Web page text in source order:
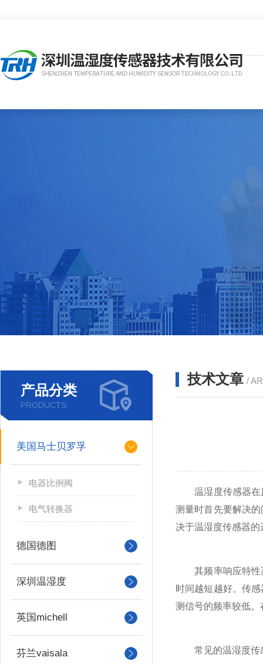
产品分类
PRODUCTS
美国马士贝罗孚
电器比例阀
电气转换器
德国德图
深圳温湿度
英国michell
芬兰vaisala
技术文章 /
温湿度传感器在原
测量时首先要解决
决于温湿度传感器
其频率响应特性决
时间越短越好。传
测信号的频率较低
常见的温湿度传